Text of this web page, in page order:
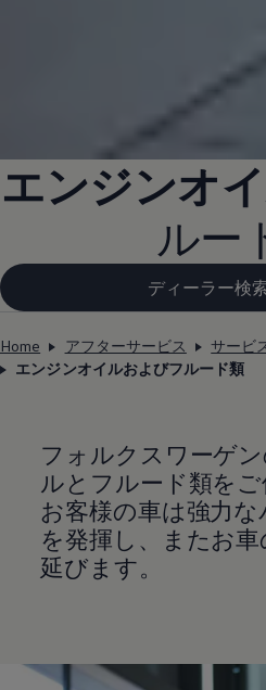
エンジンオ
ルー
ディーラー検
Home アフターサービス
サービ
エンジンオイルおよびフルード類
フォルクスワーゲ
ルとフルード類をご
お客様の車は強力
を発揮し、またお
延びます。